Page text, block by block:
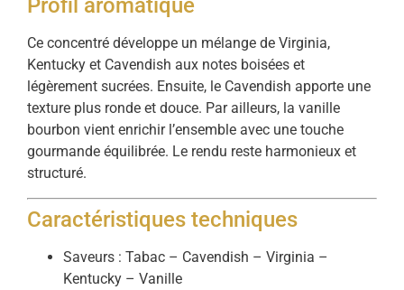
Profil aromatique
Ce concentré développe un mélange de Virginia,
Kentucky et Cavendish aux notes boisées et
légèrement sucrées. Ensuite, le Cavendish apporte une
texture plus ronde et douce. Par ailleurs, la vanille
bourbon vient enrichir l’ensemble avec une touche
gourmande équilibrée. Le rendu reste harmonieux et
structuré.
Caractéristiques techniques
Saveurs : Tabac – Cavendish – Virginia –
Kentucky – Vanille